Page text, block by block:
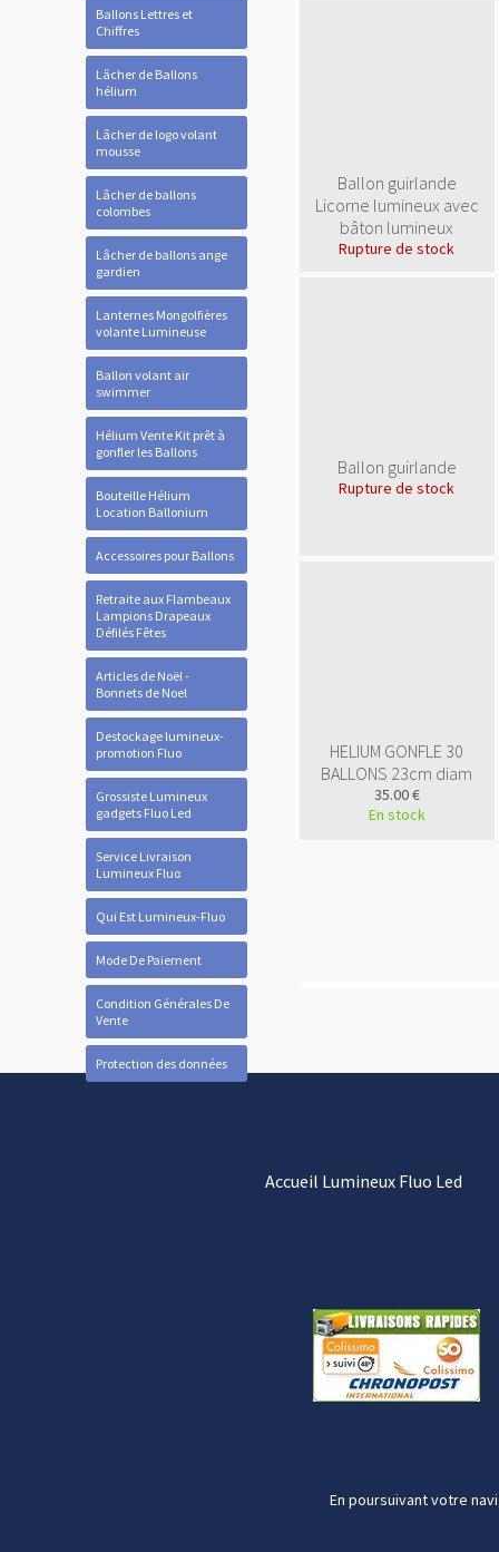
Ballons Lettres et
Chiffres
Lâcher de Ballons
hélium
Lâcher de logo volant
mousse
Lâcher de ballons
colombes
Lâcher de ballons ange
gardien
Lanternes Mongolfières
volante Lumineuse
Ballon volant air
swimmer
Hélium Vente Kit prêt à
gonfler les Ballons
Bouteille Hélium
Location Ballonium
Accessoires pour Ballons
Retraite aux Flambeaux
Lampions Drapeaux
Défilés Fêtes
Articles de Noël -
Bonnets de Noel
Destockage lumineux-
promotion Fluo
Grossiste Lumineux
gadgets Fluo Led
Service Livraison
Lumineux Fluo
Qui Est Lumineux-Fluo
Mode De Paiement
Condition Générales De
Vente
Protection des données
Accueil Lumineux Fluo Led
En poursuivant votre
Ballon guirlande
Licorne lumineux avec
bâton lumineux
Rupture de stock
Ballon guirlande
Rupture de stock
HELIUM GONFLE 30
BALLONS 23cm diam
35.00 €
En stock